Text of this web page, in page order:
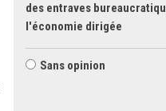
des entraves
l'économie dirigée
Sans opinion